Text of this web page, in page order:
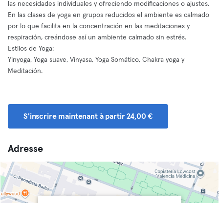
las necesidades individuales y ofreciendo modificaciones o ajustes.
En las clases de yoga en grupos reducidos el ambiente es calmado
por lo que facilita en la concentración en las meditaciones y
respiración, creándose así un ambiente calmado sin estrés.
Estilos de Yoga:
Yinyoga, Yoga suave, Vinyasa, Yoga Somático, Chakra yoga y
Meditación.
S'inscrire maintenant à partir 24,00 €
Adresse